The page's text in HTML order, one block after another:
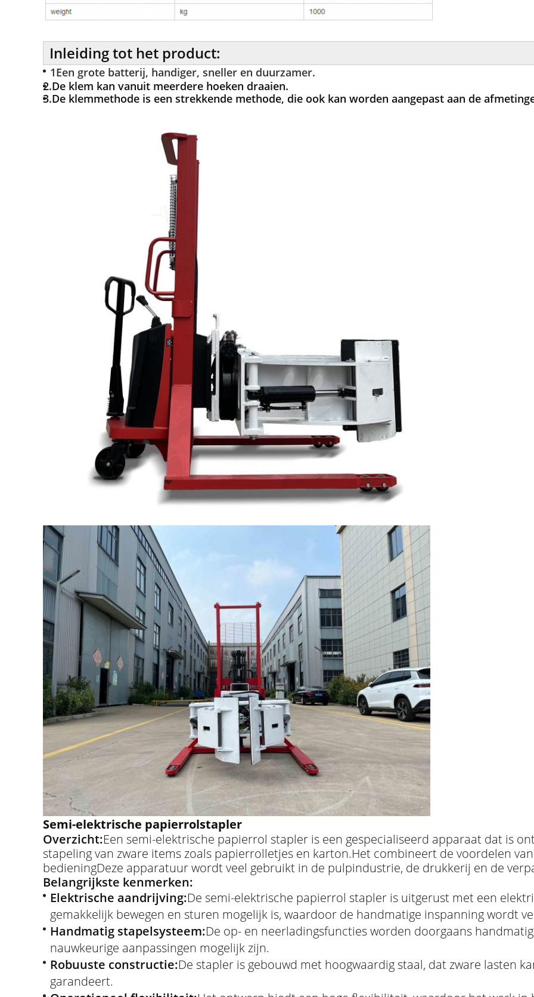
Inleiding tot het product:
1Een grote batterij, handiger, sneller en duurzamer.
2.De klem kan vanuit meerdere hoeken draaien.
3.De klemmethode is een strekkende methode, die ook kan worden aangepast aan de
Semi-elektrische papierrolstapler
Overzicht:Een semi-elektrische papierrol stapler is een gespecialiseerd apparaat dat is
stapeling van zware items zoals papierrolletjes en karton.Het combineert de voordelen
bedieningDeze apparatuur wordt veel gebruikt in de pulpindustrie, de drukkerij en de
Belangrijkste kenmerken:
Elektrische aandrijving:De semi-elektrische papierrol stapler is uitgerust met een
gemakkelijk bewegen en sturen mogelijk is, waardoor de handmatige inspanning wordt
Handmatig stapelsysteem:De op- en neerladingsfuncties worden doorgaans
nauwkeurige aanpassingen mogelijk zijn.
Robuuste constructie:De stapler is gebouwd met hoogwaardig staal, dat zware lasten
garandeert.